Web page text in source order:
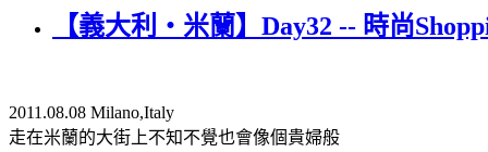
【義大利‧米蘭】Day32 -- 時尚
2011.08.08 Milano,Italy
走在米蘭的大街上不知不覺也會像個貴婦般